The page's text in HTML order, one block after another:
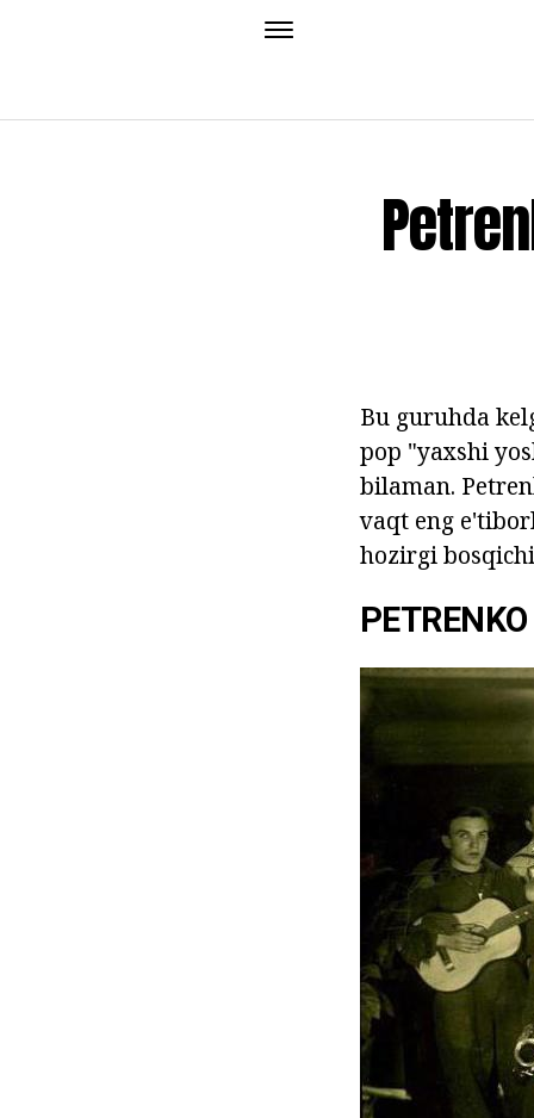
Bu guruhda
pop "yaxshi
bilaman.
vaqt eng
hozirgi